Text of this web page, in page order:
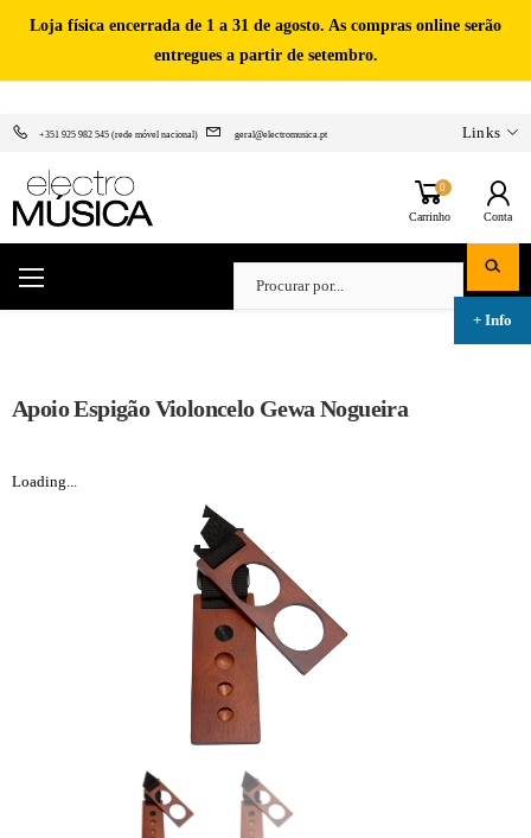
Loja física encerrada de 1 a 31 de agosto. As compras online serão
entregues a partir de setembro.
+351 925 982 545 (rede móvel nacional) geral@electromusica.pt Links
0
Carrinho Conta
Apoio Espigão Violoncelo Gewa Nogueira
Loading...